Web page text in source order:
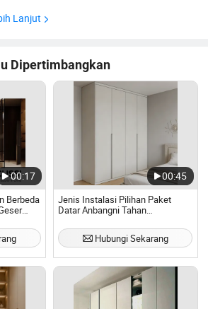
seperti pencahayaan LED, Kontrol
Lanjut
Dipertimbangkan
00:17
Berbeda
00:45
Jenis Instalasi Pilihan Paket
Datar Anbangni Tahan
Hubungi Sekarang